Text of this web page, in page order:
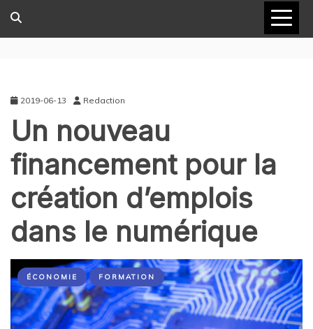
2019-06-13 Redaction
Un nouveau
financement pour la
création d’emplois
dans le numérique
ÉCONOMIE FORMATION